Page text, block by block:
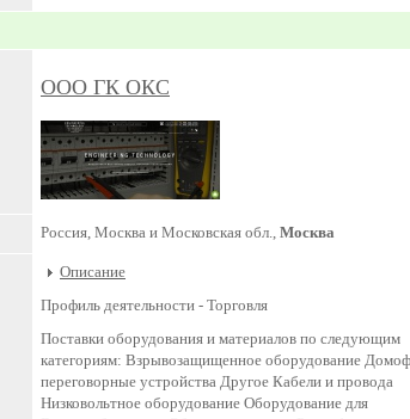
ООО ГК ОКС
Россия, Москва и Московская обл., Москва
Описание
Профиль деятельности - Торговля
Поставки оборудования и материалов по следующим
категориям: Взрывозащищенное оборудование
переговорные устройства Другое Кабели и провода
Низковольтное оборудование Оборудование для